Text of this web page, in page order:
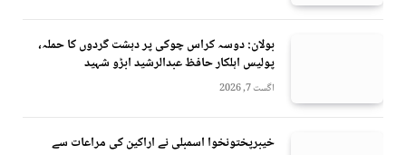
بولان: دوسہ کراس چوکی پر دہشت گردوں کا حملہ،
پولیس اہلکار حافظ عبدالرشید ابڑو شہید
اگست 7, 2026
خیبرپختونخوا اسمبلی نے اراکین کی مراعات سے